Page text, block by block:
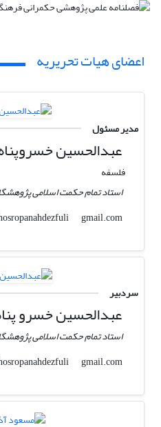
اعضای هیات تحریریه
مدیر مسئول
عبدالحسین
فلسفه
استاد تمام حکمت اسلامی
khosropanahdezfuli
gmail.com
سردبیر
عبدالحسین خسرو
استاد تمام حکمت اسلامی
khosropanahdezfuli
gmail.com